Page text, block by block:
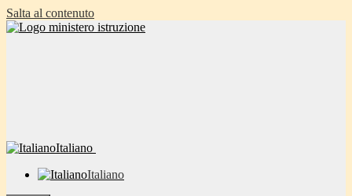
Salta al contenuto
Italiano
Italiano